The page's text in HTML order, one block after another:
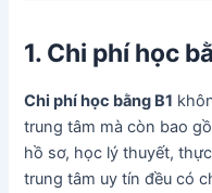
1. Chi phí học
Chi phí học bằng B1
trung tâm mà còn bao
hồ sơ, học lý thuyết,
trung tâm uy tín đều có